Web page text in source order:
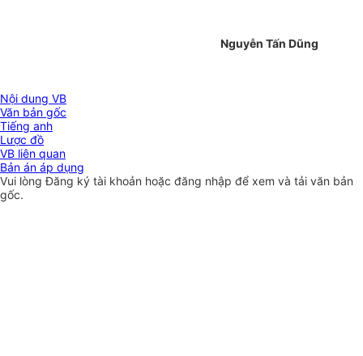
Nguyễn Tấn Dũng
Nội dung VB
Văn bản gốc
Tiếng anh
Lược đồ
VB liên quan
Bản án áp dụng
Vui lòngĐăng ký tài khoản hoặc đăng nhập để xem và tải văn bản
gốc.